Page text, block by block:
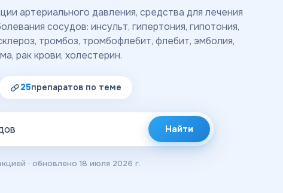
артериального давления, средства для лечения
сосудов: инсульт, гипертония, гипотония,
тромбоз, тромбофлебит, флебит, эмболия,
рак крови, холестерин.
25препаратов по теме
Найти
· обновлено 18 июля 2026 г.